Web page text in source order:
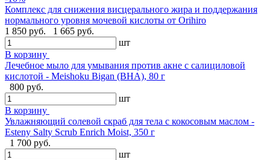
Комплекс для снижения висцерального жира и поддержания
нормального уровня мочевой кислоты от Orihiro
1 850 руб.
1 665 руб.
шт
В корзину
Лечебное мыло для умывания против акне с салициловой
кислотой - Meishoku Bigan (BHA), 80 г
800 руб.
шт
В корзину
Увлажняющий солевой скраб для тела с кокосовым маслом -
Esteny Salty Scrub Enrich Moist, 350 г
1 700 руб.
шт